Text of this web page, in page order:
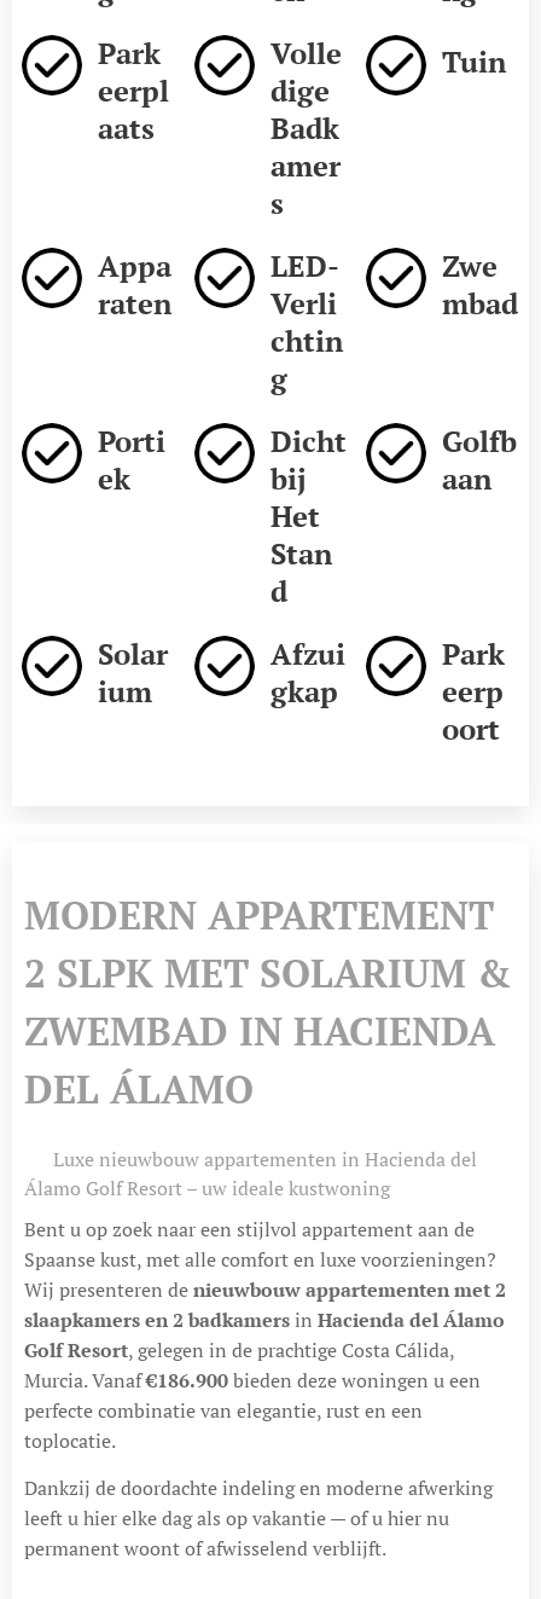
Park
eerpl
aats
Volle
dige
Badk
amer
s
Tuin
Appa
raten
LED-
Verli
chtin
g
Zwe
mbad
Porti
ek
Dicht
bij
Het
Stan
d
Golfb
aan
Solar
ium
Afzui
gkap
Park
eerp
oort
MODERN APPARTEMENT
2 SLPK MET SOLARIUM &
ZWEMBAD IN HACIENDA
DEL ÁLAMO
🌴 Luxe nieuwbouw appartementen in Hacienda del
Álamo Golf Resort – uw ideale kustwoning
Bent u op zoek naar een stijlvol appartement aan de
Spaanse kust, met alle comfort en luxe voorzieningen?
Wij presenteren denieuwbouw appartementen met 2
slaapkamers en 2 badkamersin Hacienda del Álamo
Golf Resort, gelegen in de prachtige Costa Cálida,
Murcia. Vanaf€186.900bieden deze woningen u een
perfecte combinatie van elegantie, rust en een
toplocatie.
Dankzij de doordachte indeling en moderne afwerking
leeft u hier elke dag als op vakantie — of u hier nu
permanent woont of afwisselend verblijft.